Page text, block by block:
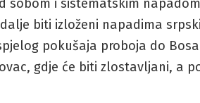
sobom i sistematskim
biti izloženi napadima
pokušaja proboja do
gdje će biti zlostavljani, a